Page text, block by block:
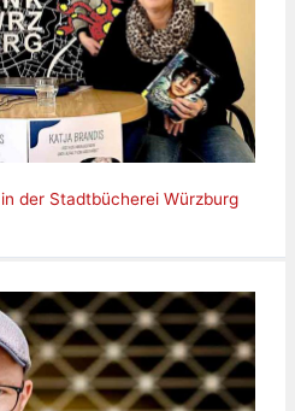
der Stadtbücherei Würzburg